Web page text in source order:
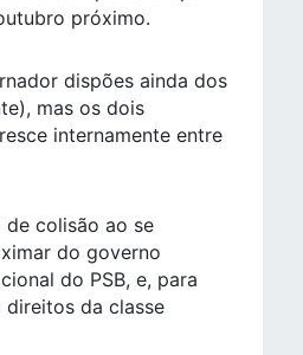
próximo.
dispões ainda dos
mas os dois
internamente entre
de colisão ao se
do governo
do PSB, e, para
direitos da classe